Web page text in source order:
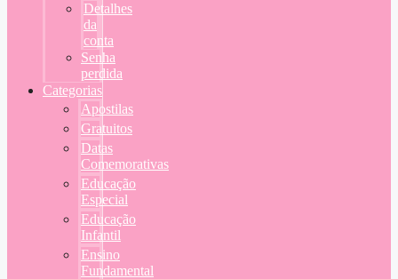
Detalhes
da
conta
Senha
perdida
Categorias
Apostilas
Gratuitos
Datas
Comemorativas
Educação
Especial
Educação
Infantil
Ensino
Fundamental